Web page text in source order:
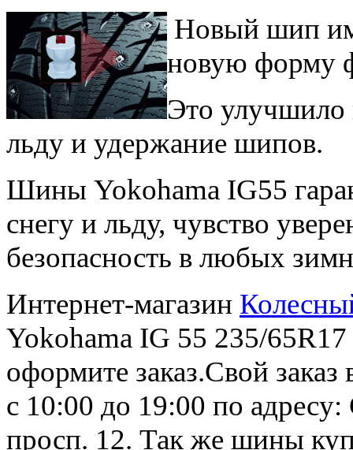
Новый шип
новую форму
Это улучшило
льду и удержание шипов.
Шины Yokohama IG55
снегу и льду, чувство
безопасность в любых
Интернет-магазин
Yokohama IG 55 235/
оформите заказ.Свой заказ
с 10:00 до 19:00 по
просп. 12. Так же шины